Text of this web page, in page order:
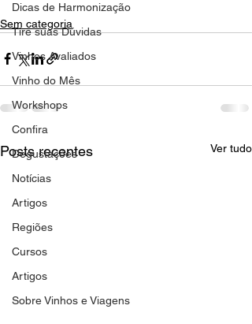
Dicas de Harmonização
Tire suas Dúvidas
Vinhos Avaliados
Vinho do Mês
Workshops
Confira
Degustações
Notícias
Artigos
Regiões
Cursos
Artigos
Sobre Vinhos e Viagens
Sem categoria
Posts recentes Ver tudo